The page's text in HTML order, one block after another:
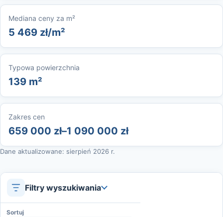
Mediana ceny za m²
5 469 zł/m²
Typowa powierzchnia
139 m²
Zakres cen
659 000 zł–1 090 000 zł
Dane aktualizowane: sierpień 2026 r.
Filtry wyszukiwania
Sortuj